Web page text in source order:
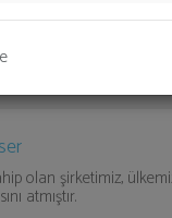
firmalara aktarabilirsiniz.
olan şirketimiz,
atmıştır.